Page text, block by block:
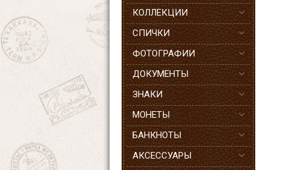
КОЛЛЕКЦИИ
СПИЧКИ
ФОТОГРАФИИ
ДОКУМЕНТЫ
ЗНАКИ
МОНЕТЫ
БАНКНОТЫ
АКСЕССУАРЫ